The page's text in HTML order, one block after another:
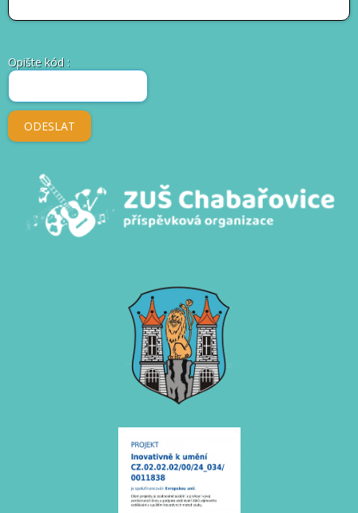
Opište kód :